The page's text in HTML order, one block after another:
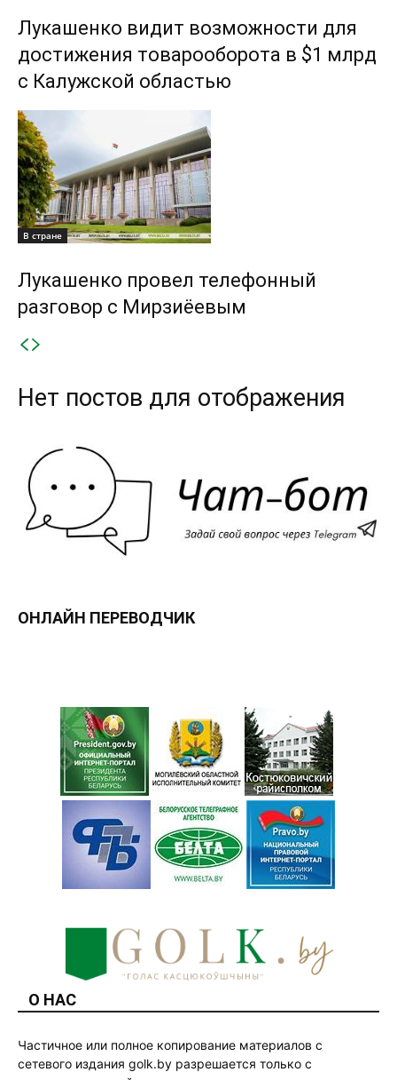
Лукашенко видит возможности для
достижения товарооборота в $1 млрд
с Калужской областью
В стране
Лукашенко провел телефонный
разговор с Мирзиёевым
Нет постов для отображения
ОНЛАЙН ПЕРЕВОДЧИК
О НАС
Частичное или полное копирование материалов с
сетевого издания golk.by разрешается только с